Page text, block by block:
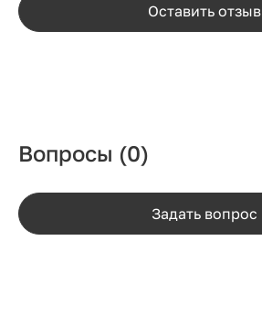
Оставить отзыв
Вопросы (0)
Задать вопрос